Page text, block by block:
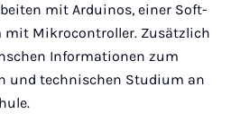
mit Arduinos, einer Soft-
mit Mikrocontroller. Zusätzlich
Informationen zum
und technischen Studium an